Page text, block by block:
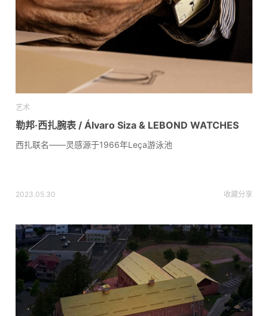
艺术
勒邦·西扎腕表 / Álvaro Siza & LEBOND WATCHES
西扎联名——灵感源于1966年Leça游泳池
2023.05.30 收藏分享